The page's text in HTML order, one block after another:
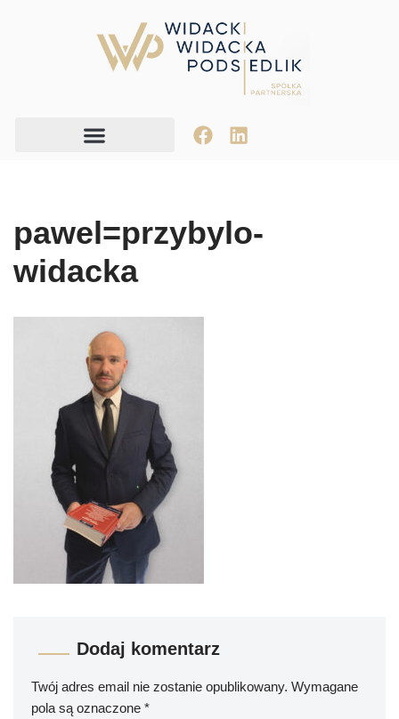
pawel=przybylo-
widacka
Dodaj komentarz
Twój adres email nie zostanie opublikowany. Wymagane
pola są oznaczone *